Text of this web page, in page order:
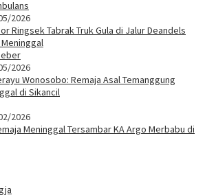
2026
Ringsek Tabrak Truk Gula di Jalur Deandels
2026
Wonosobo: Remaja Asal Temanggung
di Sikancil
2026
Meninggal Tersambar KA Argo Merbabu di